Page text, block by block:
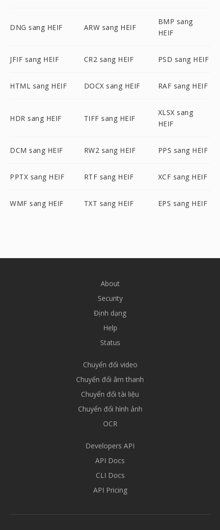
DNG sang HEIF ARW sang HEIF
BMP sang
HEIF
JFIF sang HEIF CR2 sang HEIF PSD sang HEIF
HTML sang HEIF DOCX sang HEIF RAF sang HEIF
HDR sang HEIF TIFF sang HEIF
XLSX sang
HEIF
DCM sang HEIF RW2 sang HEIF PPS sang HEIF
PPTX sang HEIF RTF sang HEIF XCF sang HEIF
WMF sang HEIF TXT sang HEIF EPS sang HEIF
About
Security
Định dạng
Help
Status
Chuyển đổi video
Chuyển đổi âm thanh
Chuyển đổi tài liệu
Chuyển đổi hình ảnh
OCR
Developers API
API Docs
CLI Docs
API Pricing